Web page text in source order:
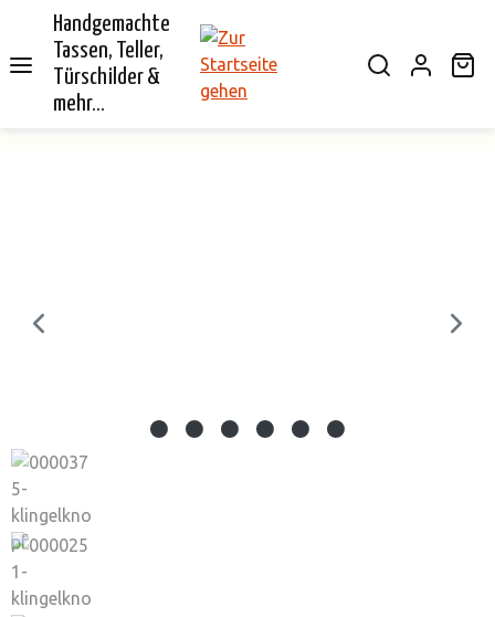
springen
Handgemachte
Tassen, Teller,
Türschilder &
mehr...